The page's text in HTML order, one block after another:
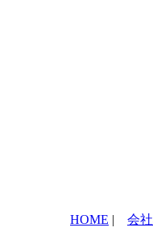
HOME | 会